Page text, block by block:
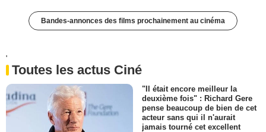
Bandes-annonces des films prochainement au cinéma
'
Toutes les actus Ciné
"Il était encore meilleur la
deuxième fois" : Richard Gere
pense beaucoup de bien de cet
acteur sans qui il n'aurait
jamais tourné cet excellent